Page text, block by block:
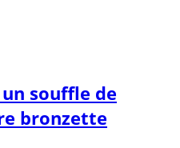
souffle de
bronzette